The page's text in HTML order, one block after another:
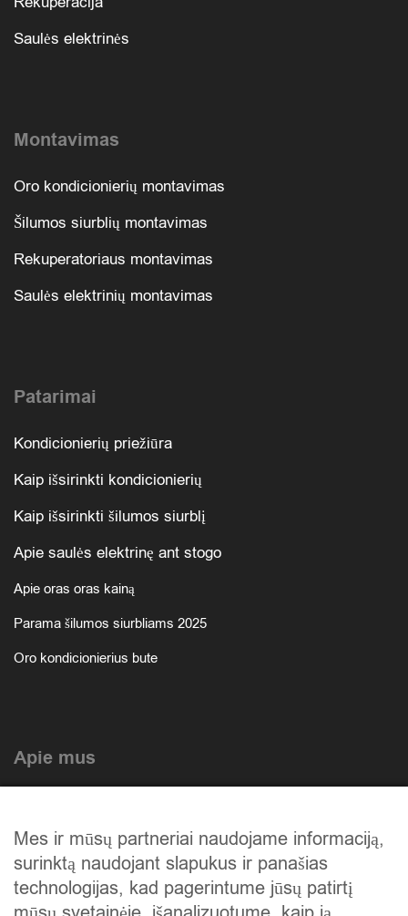
Saulės elektrinės
Montavimas
Oro kondicionierių montavimas
Šilumos siurblių montavimas
Rekuperatoriaus montavimas
Saulės elektrinių montavimas
Patarimai
Kondicionierių priežiūra
Kaip išsirinkti kondicionierių
Kaip išsirinkti šilumos siurblį
Apie saulės elektrinę ant stogo
Apie oras oras kainą
Parama šilumos siurbliams 2025
Oro kondicionierius bute
Apie mus
Mūsų istorija
Privatumo politika
Mes ir mūsų partneriai naudojame informaciją,
surinktą naudojant slapukus ir panašias
technologijas, kad pagerintume jūsų patirtį